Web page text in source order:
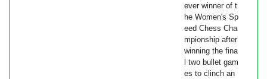
ever winner of t
he Women's Sp
eed Chess Cha
mpionship after
winning the fina
l two bullet gam
es to clinch an